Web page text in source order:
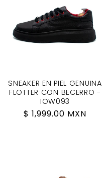
SNEAKER EN PIEL GENUINA
FLOTTER CON BECERRO -
IOW093
Regular
$ 1,999.00 MXN